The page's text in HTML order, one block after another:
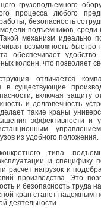
грузоподъемного
процесса любого
безопасность
подъемников, среди
механизм идеально
возможность
обеспечивает
колонн, что позволяет
отличается
в существующие
включая защиту
и долговечность
такие краны
эффективности и
из удобного положения.
типа
и
расчет нагрузок и
производства. Это
и безопасность труда
кран станет
деятельности.